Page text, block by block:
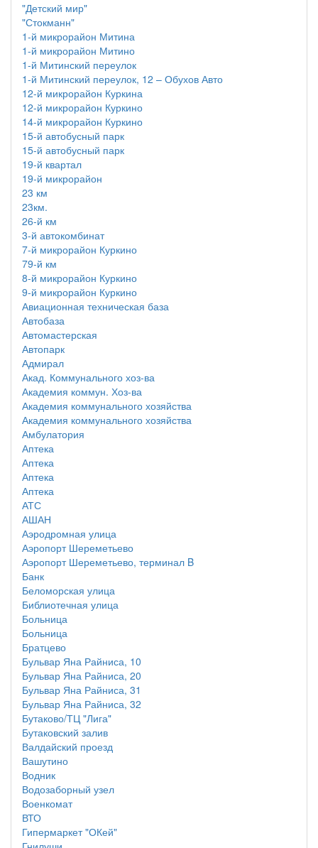
"Детский мир"
"Стокманн"
1-й микрорайон Митина
1-й микрорайон Митино
1-й Митинский переулок
1-й Митинский переулок, 12 – Обухов Авто
12-й микрорайон Куркина
12-й микрорайон Куркино
14-й микрорайон Куркино
15-й автобусный парк
15-й автобусный парк
19-й квартал
19-й микрорайон
23 км
23км.
26-й км
3-й автокомбинат
7-й микрорайон Куркино
79-й км
8-й микрорайон Куркино
9-й микрорайон Куркино
Авиационная техническая база
Автобаза
Автомастерская
Автопарк
Адмирал
Акад. Коммунального хоз-ва
Академия коммун. Хоз-ва
Академия коммунального хозяйства
Академия коммунального хозяйства
Амбулатория
Аптека
Аптека
Аптека
Аптека
АТС
АШАН
Аэродромная улица
Аэропорт Шереметьево
Аэропорт Шереметьево, терминал B
Банк
Беломорская улица
Библиотечная улица
Больница
Больница
Братцево
Бульвар Яна Райниса, 10
Бульвар Яна Райниса, 20
Бульвар Яна Райниса, 31
Бульвар Яна Райниса, 32
Бутаково/ТЦ "Лига"
Бутаковский залив
Валдайский проезд
Вашутино
Водник
Водозаборный узел
Военкомат
ВТО
Гипермаркет "ОКей"